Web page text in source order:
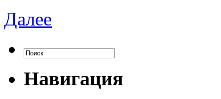
Далее
Навигация